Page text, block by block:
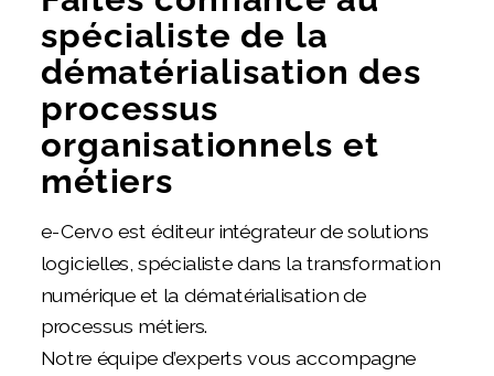
spécialiste de la
dématérialisation des
processus
organisationnels et
métiers
e-Cervo est éditeur intégrateur de solutions
logicielles, spécialiste dans la transformation
numérique et la dématérialisation de
processus métiers.
Notre équipe d’experts vous accompagne